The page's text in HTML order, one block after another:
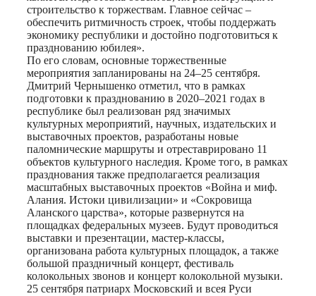
строительство к торжествам. Главное сейчас –
обеспечить ритмичность строек, чтобы поддержать
экономику республики и достойно подготовиться к
празднованию юбилея».
По его словам, основные торжественные
мероприятия запланированы на 24–25 сентября.
Дмитрий Чернышенко отметил, что в рамках
подготовки к празднованию в 2020–2021 годах в
республике был реализован ряд значимых
культурных мероприятий, научных, издательских и
выставочных проектов, разработаны новые
паломнические маршруты и отреставрировано 11
объектов культурного наследия. Кроме того, в рамках
празднования также предполагается реализация
масштабных выставочных проектов «Война и миф.
Алания. Истоки цивилизации» и «Сокровища
Аланского царства», которые развернутся на
площадках федеральных музеев. Будут проводиться
выставки и презентации, мастер-классы,
организована работа культурных площадок, а также
большой праздничный концерт, фестиваль
колокольных звонов и концерт колокольной музыки.
25 сентября патриарх Московский и всея Руси